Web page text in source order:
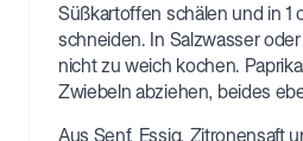
Süßkartoffen schälen und in 1
schneiden. In Salzwasser
nicht zu weich kochen.
Zwiebeln abziehen, beides
Aus Senf, Essig, Zitronensaft